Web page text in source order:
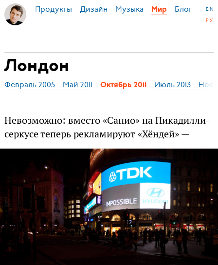
Продукты Дизайн Музыка Мир Блог
EN
РУ
Лондон
Февраль 2005 Май 2011 Октябрь 2011 Июль 2013
Невозможно: вместо «Санио» на Пикадилли-
серкусе теперь рекламируют «Хёндей» —